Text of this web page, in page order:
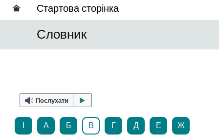
Стартова сторінка
Словник
Послухати
А Б В Г Д Е Ж